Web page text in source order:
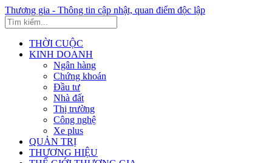
Thương gia - Thông tin cập nhật, quan điểm độc lập
THỜI CUỘC
KINH DOANH
Ngân hàng
Chứng khoán
Đầu tư
Nhà đất
Thị trường
Công nghệ
Xe plus
QUẢN TRỊ
THƯƠNG HIỆU